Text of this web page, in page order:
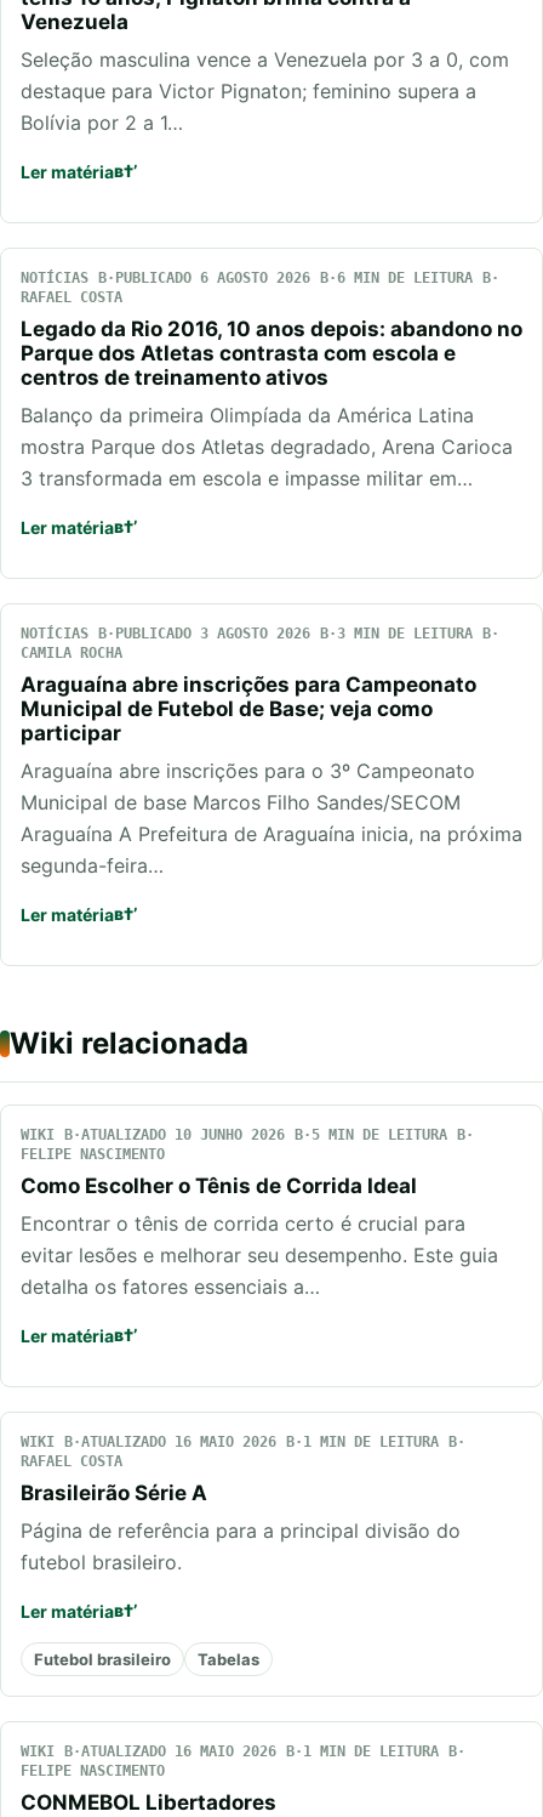
Venezuela
Seleção masculina vence a Venezuela por 3 a 0, com
destaque para Victor Pignaton; feminino supera a
Bolívia por 2 a 1…
Ler matéria
NOTÍCIAS PUBLICADO 6 AGOSTO 2026
6 MIN DE LEITURA
RAFAEL COSTA
Legado da Rio 2016, 10 anos depois: abandono no
Parque dos Atletas contrasta com escola e
centros de treinamento ativos
Balanço da primeira Olimpíada da América Latina
mostra Parque dos Atletas degradado, Arena Carioca
3 transformada em escola e impasse militar em…
Ler matéria
NOTÍCIAS PUBLICADO 3 AGOSTO 2026
3 MIN DE LEITURA
CAMILA ROCHA
Araguaína abre inscrições para Campeonato
Municipal de Futebol de Base; veja como
participar
Araguaína abre inscrições para o 3º Campeonato
Municipal de base Marcos Filho Sandes/SECOM
Araguaína A Prefeitura de Araguaína inicia, na próxima
segunda-feira…
Ler matéria
Wiki relacionada
WIKI ATUALIZADO 10 JUNHO 2026
5 MIN DE LEITURA
FELIPE NASCIMENTO
Como Escolher o Tênis de Corrida Ideal
Encontrar o tênis de corrida certo é crucial para
evitar lesões e melhorar seu desempenho. Este guia
detalha os fatores essenciais a…
Ler matéria
WIKI ATUALIZADO 16 MAIO 2026
1 MIN DE LEITURA
RAFAEL COSTA
Brasileirão Série A
Página de referência para a principal divisão do
futebol brasileiro.
Ler matéria
Futebol brasileiro Tabelas
WIKI ATUALIZADO 16 MAIO 2026
1 MIN DE LEITURA
FELIPE NASCIMENTO
CONMEBOL Libertadores